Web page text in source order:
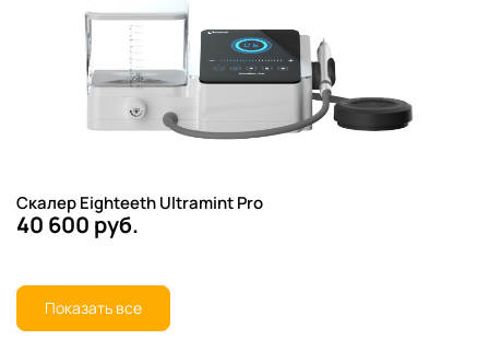
Скалер Eighteeth Ultramint Pro
40 600 руб.
Показать все